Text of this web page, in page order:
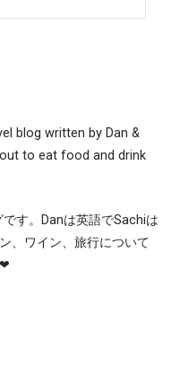
blog written by Dan &
to eat food and drink
す。Danは英語でSachiは
、ワイン、旅行について